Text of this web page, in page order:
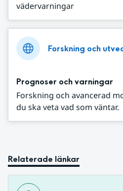
vädervarningar
Forskning och
Prognoser och varningar
Forskning och avancerad
du ska veta vad som väntar.
Relaterade länkar